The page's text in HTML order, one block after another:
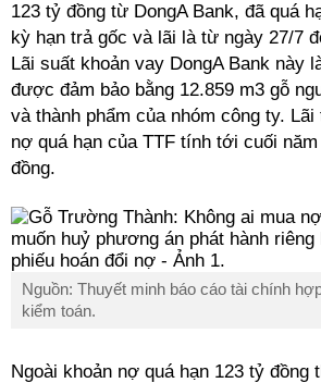
123 tỷ đồng từ DongA Bank, đã quá
kỳ hạn trả gốc và lãi là từ ngày 27/7
Lãi suất khoản vay DongA Bank này
được đảm bảo bằng 12.859 m3 gỗ
và thành phẩm của nhóm công ty. Lãi
nợ quá hạn của TTF tính tới cuối
đồng.
Nguồn: Thuyết minh báo cáo tài chính
kiểm toán.
Ngoài khoản nợ quá hạn 123 tỷ đồng